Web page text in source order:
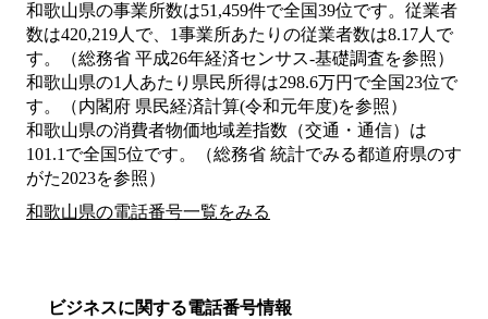
和歌山県の事業所数は51,459件で全国39位です。従業者
数は420,219人で、1事業所あたりの従業者数は8.17人で
す。（総務省 平成26年経済センサス‐基礎調査を参照）
和歌山県の1人あたり県民所得は298.6万円で全国23位で
す。（内閣府 県民経済計算(令和元年度)を参照）
和歌山県の消費者物価地域差指数（交通・通信）は
101.1で全国5位です。（総務省 統計でみる都道府県のす
がた2023を参照）
和歌山県の電話番号一覧をみる
ビジネスに関する電話番号情報